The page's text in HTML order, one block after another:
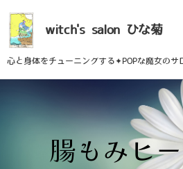
witch's salon ひな菊
心と身体をチューニングする✦POPな魔女のサ
腸もみヒ